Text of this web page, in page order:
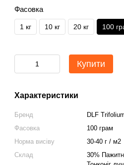
Фасовка
1 кг 10 кг 20 кг 100
Купити
Характеристики
Бренд
DLF
Фасовка
100 грам
Норма висіву
30-40 г / м2
Склад
30%